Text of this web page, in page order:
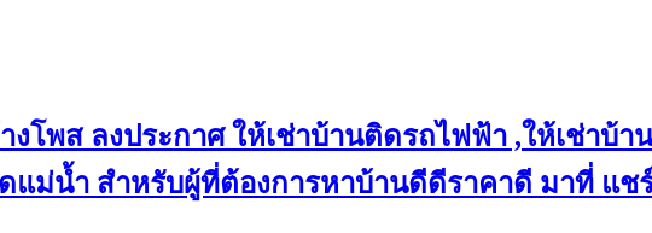
งโพส ลงประกาศ ให้เช่าบ้านติดรถไฟฟ้า ,ให้เช่าบ้า
แม่น้ำ สำหรับผู้ที่ต้องการหาบ้านดีดีราคาดี มาที่ แ